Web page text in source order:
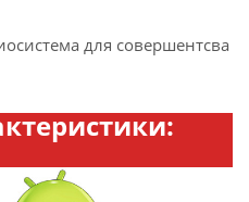
для совершентсва